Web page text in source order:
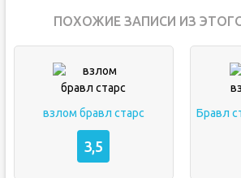
ПОХОЖИЕ ЗАПИСИ ИЗ
взлом бравл старс
3,5
Бравл